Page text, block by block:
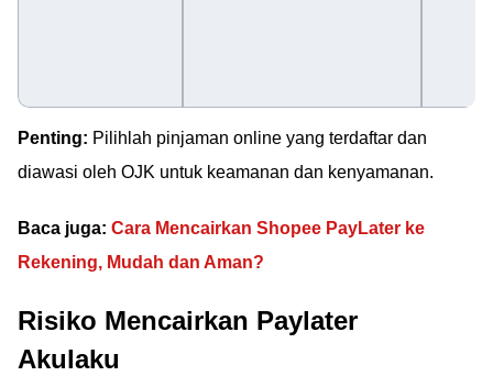
Penting: Pilihlah pinjaman online yang terdaftar dan
diawasi oleh OJK untuk keamanan dan kenyamanan.
Baca juga: Cara Mencairkan Shopee PayLater ke
Rekening, Mudah dan Aman?
Risiko Mencairkan Paylater
Akulaku